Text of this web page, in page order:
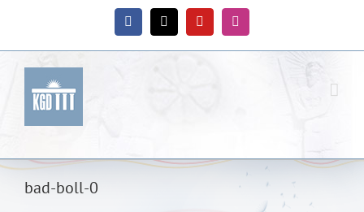
Facebook
X YouTubeInstagram
bad-boll-0